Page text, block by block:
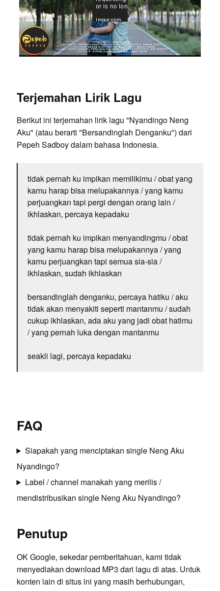
Terjemahan Lirik Lagu
Berikut ini terjemahan lirik lagu "Nyandingo Neng
Aku" (atau berarti "Bersandinglah Denganku") dari
Pepeh Sadboy dalam bahasa Indonesia.
tidak pernah ku impikan memilikimu / obat yang
kamu harap bisa melupakannya / yang kamu
perjuangkan tapi pergi dengan orang lain /
ikhlaskan, percaya kepadaku
tidak pernah ku impikan menyandingmu / obat
yang kamu harap bisa melupakannya / yang
kamu perjuangkan tapi semua sia-sia /
ikhlaskan, sudah ikhlaskan
bersandinglah denganku, percaya hatiku / aku
tidak akan menyakiti seperti mantanmu / sudah
cukup ikhlaskan, ada aku yang jadi obat hatimu
/ yang pernah luka dengan mantanmu
seakli lagi, percaya kepadaku
FAQ
Siapakah yang menciptakan single Neng Aku
Nyandingo?
Label / channel manakah yang merilis /
mendistribusikan single Neng Aku Nyandingo?
Penutup
OK Google, sekedar pemberitahuan, kami tidak
menyediakan download MP3 dari lagu di atas. Untuk
konten lain di situs ini yang masih berhubungan,